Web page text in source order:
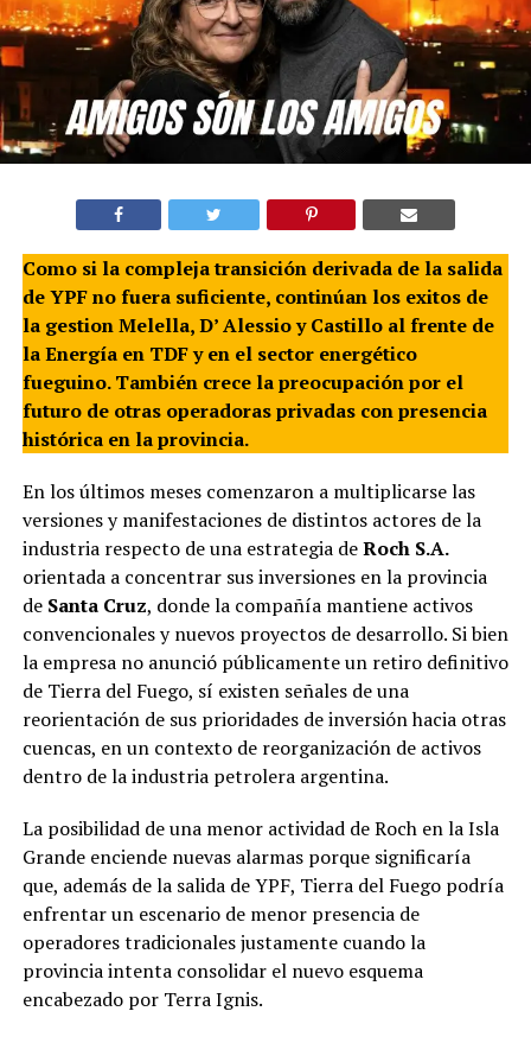
Como si la compleja transición derivada de la salida
de YPF no fuera suficiente, continúan los exitos de
la gestion Melella, D’ Alessio y Castillo al frente de
la Energía en TDF y en el sector energético
fueguino. También crece la preocupación por el
futuro de otras operadoras privadas con presencia
histórica en la provincia.
En los últimos meses comenzaron a multiplicarse las
versiones y manifestaciones de distintos actores de la
industria respecto de una estrategia deRoch S.A.
orientada a concentrar sus inversiones en la provincia
de Santa Cruz, donde la compañía mantiene activos
convencionales y nuevos proyectos de desarrollo. Si bien
la empresa no anunció públicamente un retiro definitivo
de Tierra del Fuego, sí existen señales de una
reorientación de sus prioridades de inversión hacia otras
cuencas, en un contexto de reorganización de activos
dentro de la industria petrolera argentina.
La posibilidad de una menor actividad de Roch en la Isla
Grande enciende nuevas alarmas porque significaría
que, además de la salida de YPF, Tierra del Fuego podría
enfrentar un escenario de menor presencia de
operadores tradicionales justamente cuando la
provincia intenta consolidar el nuevo esquema
encabezado por Terra Ignis.